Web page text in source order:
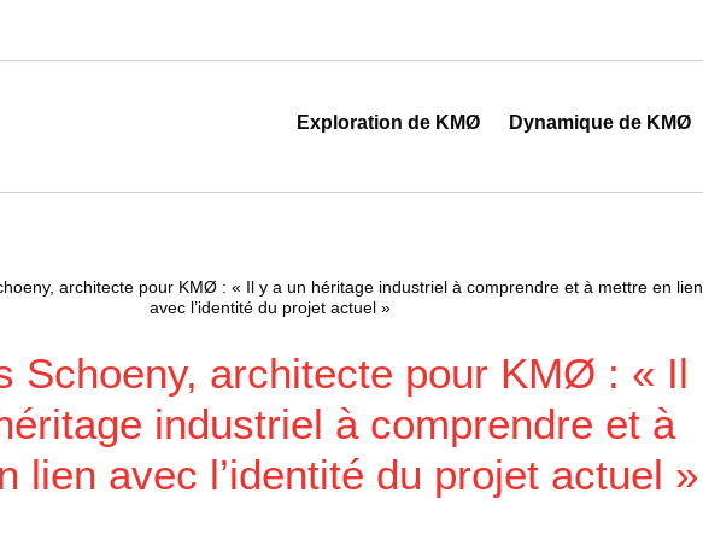
Exploration de KMØ Dynamique de KMØ
architecte pour KMØ : « Il y a un héritage industriel à comprendre et à mettre en lien
avec l’identité du projet actuel »
Schoeny, architecte pour KMØ : « Il
industriel à comprendre et à
lien avec l’identité du projet actuel »